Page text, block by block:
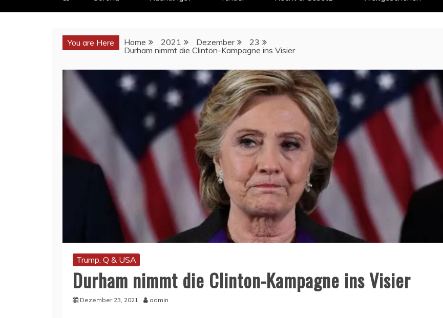
You are Here Home 2021 Dezember
23
Durham nimmt die Clinton-Kampagne ins Visier
Trump, Q & USA
Durham nimmt die Clinton-Kampagne ins Visier
Dezember 23, 2021 admin